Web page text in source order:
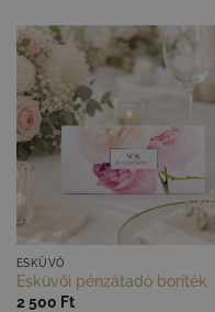
ESKÜVŐ
Esküvői pénzátadó boríték
2 500 Ft